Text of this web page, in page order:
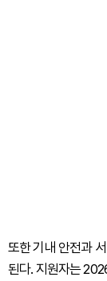
또한 기내 안전과
된다. 지원자는